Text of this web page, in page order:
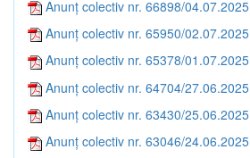
Anunț colectiv nr. 66898/04.07.2025
Anunț colectiv nr. 65950/02.07.2025
Anunț colectiv nr. 65378/01.07.2025
Anunț colectiv nr. 64704/27.06.2025
Anunț colectiv nr. 63430/25.06.2025
Anunț colectiv nr. 63046/24.06.2025